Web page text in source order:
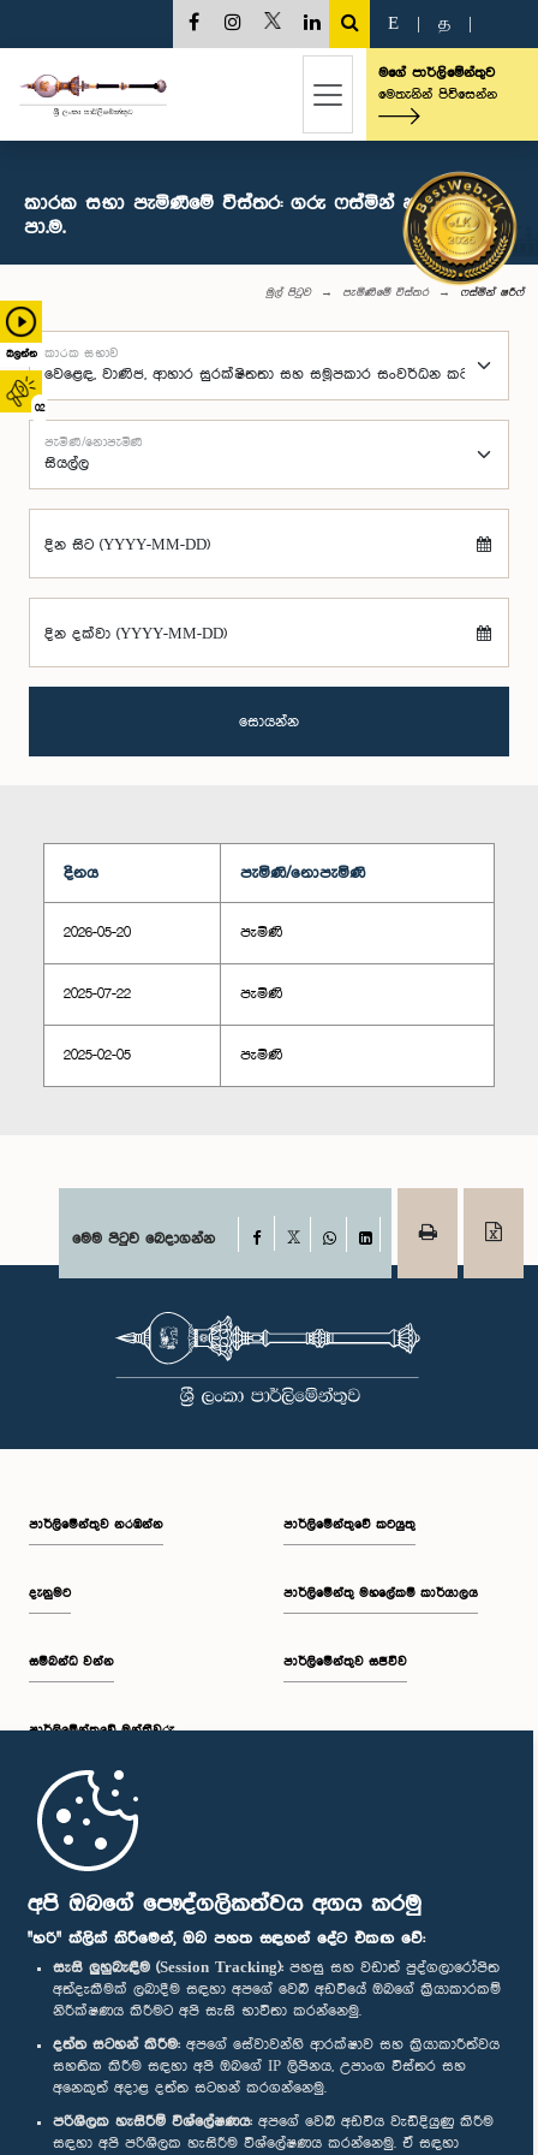
අපි ඔබගේ පෞද්ගලිකත්වය අගය කරමු
"හරි" ක්ලික් කිරීමෙන්, ඔබ පහත සඳහන් දේට එකඟ වේ:
සැසි ලුහුබැඳීම (Session Tracking): පහසු සහ වඩාත් පුද්ගලාරෝපිත
අත්දැකීමක් ලබාදීම සඳහා අපගේ වෙබ් අඩවියේ ඔබගේ ක්‍රියාකාරකම්
නිරීක්ෂණය කිරීමට අපි සැසි භාවිතා කරන්නෙමු.
දත්ත සටහන් කිරීම: අපගේ සේවාවන්හි ආරක්ෂාව සහ ක්‍රියාකාරීත්වය
සහතික කිරීම සඳහා අපි ඔබගේ IP ලිපිනය, උපාංග විස්තර සහ
අනෙකුත් අදාළ දත්ත සටහන් කරගන්නෙමු.
පරිශීලක හැසිරීම් විශ්ලේෂණය: අපගේ වෙබ් අඩවිය වැඩිදියුණු කිරීම
සඳහා අපි පරිශීලක හැසිරීම විශ්ලේෂණය කරන්නෙමු. ඒ සඳහා
බලන්න
02
E த
මගේ පාර්ලිමේන්තුව
මෙතැනින් පිවිසෙන්න
කාරක සභා පැමිණීමේ විස්තර: ගරු ෆස්මින් ෂරී‍ෆ් මහතා,
පා.ම.
මුල් පිටුව පැමිණීමේ විස්තර ෆස්මින් ෂරී‍ෆ්
කාරක සභාව
පැමිණි/නොපැමිණි
දින සිට (YYYY-MM-DD)
දින දක්වා (YYYY-MM-DD)
සොයන්න
දිනය පැමිණි/නොපැමිණි
2026-05-20 පැමිණි
2025-07-22 පැමිණි
2025-02-05 පැමිණි
මෙම පිටුව බෙදාගන්න Facebook
WhatsAppLinkedIn
පාර්ලි‌මේන්තුව නරඹන්න
දැනුමට
සම්බන්ධ වන්න
පාර්ලි‌මේන්තුවේ මන්ත්‍රීවරු
මුල් පිටුව
පාර්ලිමේන්තුවේ කටයුතු
පාර්ලිමේන්තු මහලේකම් කාර්යාලය
පාර්ලිමේන්තුව සජීවීව
පාර්ලිමේන්තු ජංගම යෙදුම
අප හා සම්බන්ධ වී සිටින්න :
සම්මාන